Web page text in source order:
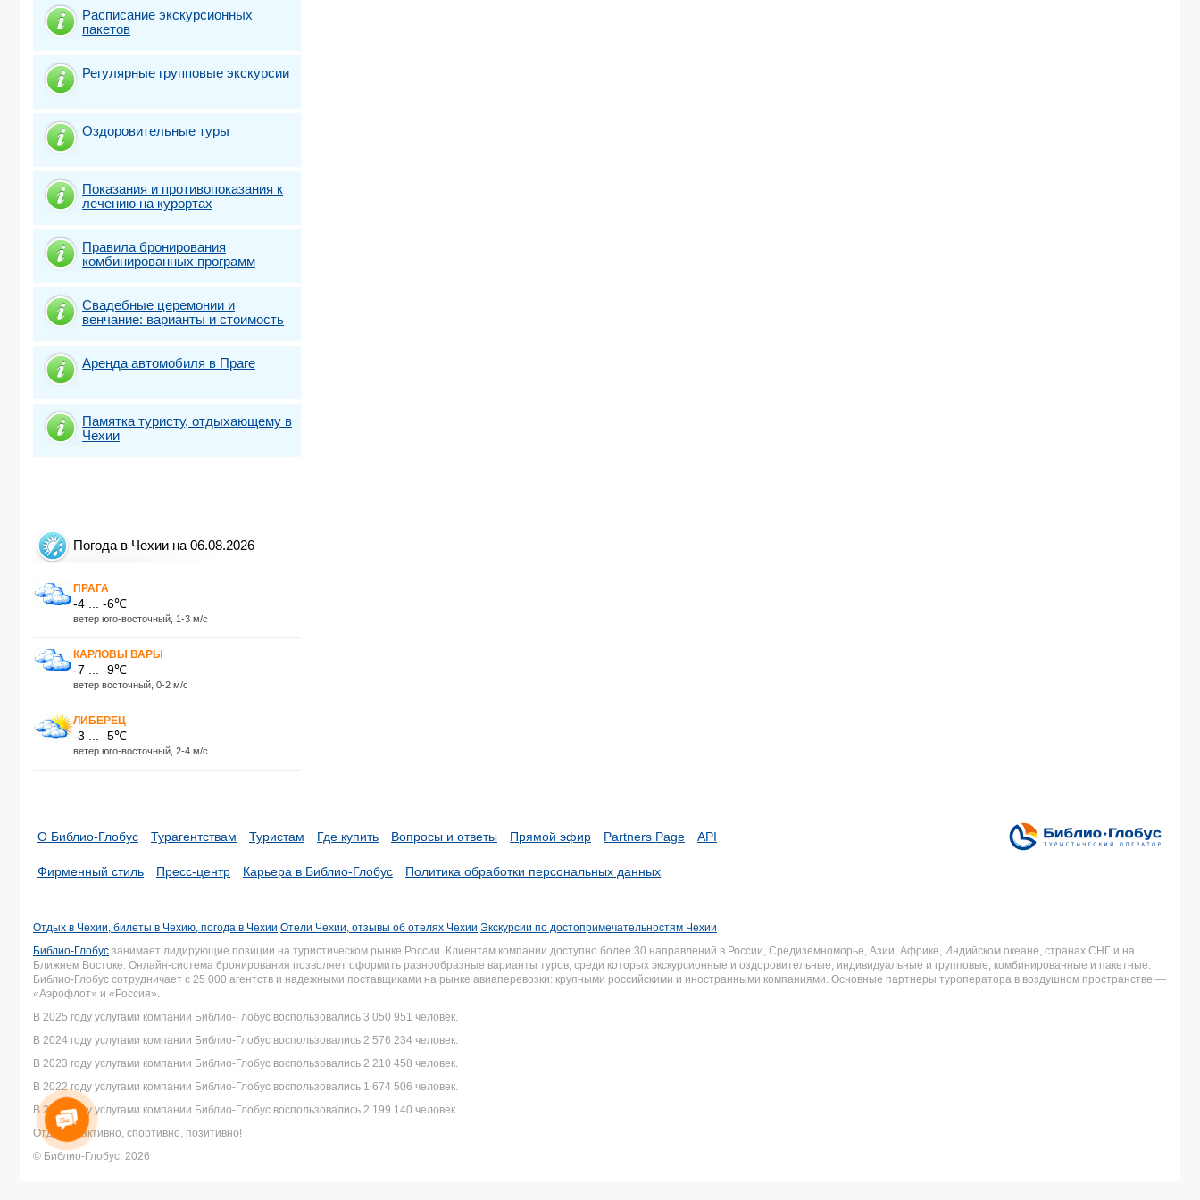
Расписание экскурсионных
пакетов
Регулярные групповые экскурсии
Оздоровительные туры
Показания и противопоказания к
лечению на курортах
Правила бронирования
комбинированных программ
Свадебные церемонии и
венчание: варианты и стоимость
Аренда автомобиля в Праге
Памятка туристу, отдыхающему в
Чехии
Погода в Чехии на 06.08.2026
ПРАГА
-4 ... -6℃
ветер юго-восточный, 1-3 м/с
КАРЛОВЫ ВАРЫ
-7 ... -9℃
ветер восточный, 0-2 м/с
ЛИБЕРЕЦ
-3 ... -5℃
ветер юго-восточный, 2-4 м/с
О Библио-Глобус Турагентствам Туристам Где купить Вопросы и ответы Прямой эфир Partners Page API
Фирменный стиль Пресс-центр Карьера в Библио-Глобус Политика обработки персональных данных
Отдых в Чехии, билеты в Чехию, погода в Чехии Отели Чехии, отзывы об отелях Чехии Экскурсии по достопримечательностям Чехии
Библио-Глобус занимает лидирующие позиции на туристическом рынке России. Клиентам компании доступно более 30 направлений в России, Средиземноморье, Азии, Африке, Индийском океане, странах СНГ и на
Ближнем Востоке. Онлайн-система бронирования позволяет оформить разнообразные варианты туров, среди которых экскурсионные и оздоровительные, индивидуальные и групповые, комбинированные и пакетные.
Библио-Глобус сотрудничает с 25 000 агентств и надежными поставщиками на рынке авиаперевозки: крупными российскими и иностранными компаниями. Основные партнеры туроператора в воздушном пространстве —
«Аэрофлот» и «Россия».
В 2025 году услугами компании Библио-Глобус воспользовались 3 050 951 человек.
В 2024 году услугами компании Библио-Глобус воспользовались 2 576 234 человек.
В 2023 году услугами компании Библио-Глобус воспользовались 2 210 458 человек.
В 2022 году услугами компании Библио-Глобус воспользовались 1 674 506 человек.
В 2021 году услугами компании Библио-Глобус воспользовались 2 199 140 человек.
Отдыхай активно, спортивно, позитивно!
© Библио-Глобус, 2026